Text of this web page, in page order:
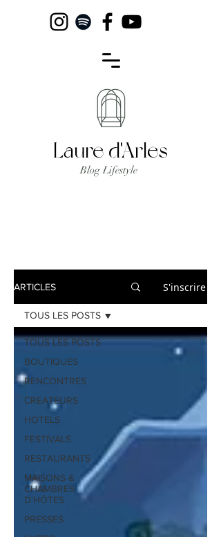
Laure d'Arles
Blog Lifestyle
ARTICLES S'inscrire
TOUS LES POSTS
BOUTIQUES
RENCONTRES
CREATEURS
HOTELS
FESTIVALS
RESTAURANTS
MAISONS &
CHAMBRES
D'HÔTES
PRESSES
TOUS LES POSTS